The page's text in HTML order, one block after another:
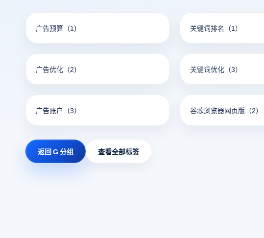
广告预算 （1） 关键词排名 （1）
广告优化 （2） 关键词优化 （3）
广告账户 （3） 谷歌浏览器网页版 （2）
返回 G 分组 查看全部标签